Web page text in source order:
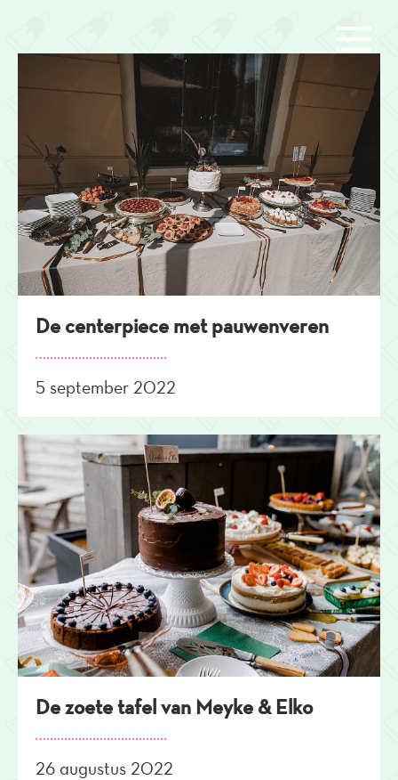
naar
De centerpiece met pauwenveren
5 september 2022
De zoete tafel van Meyke & Elko
26 augustus 2022